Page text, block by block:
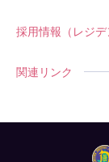
採用情報（レジデ
関連リンク